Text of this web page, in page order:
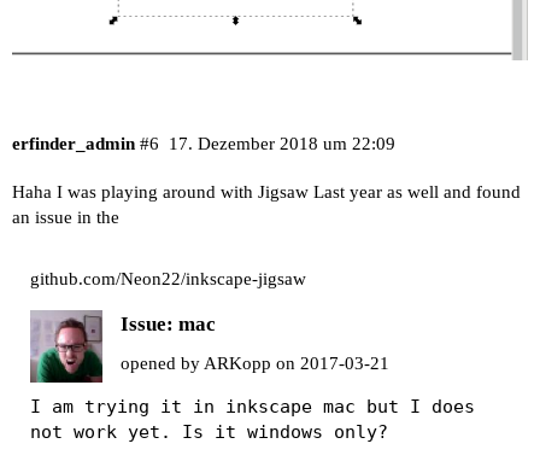
erfinder_admin 17. Dezember 2018 um 22:09
#6
Haha I was playing around with Jigsaw Last year as well and found
an issue in the
github.com/Neon22/inkscape-jigsaw
Issue: mac
opened by ARKopp on 2017-03-21
I am trying it in inkscape mac but I does
not work yet. Is it windows only?